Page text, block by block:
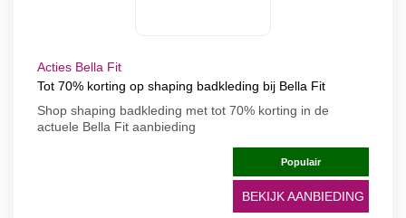
Acties Bella Fit
Tot 70% korting op shaping badkleding bij Bella Fit
Shop shaping badkleding met tot 70% korting in de
actuele Bella Fit aanbieding
Populair
BEKIJK AANBIEDING